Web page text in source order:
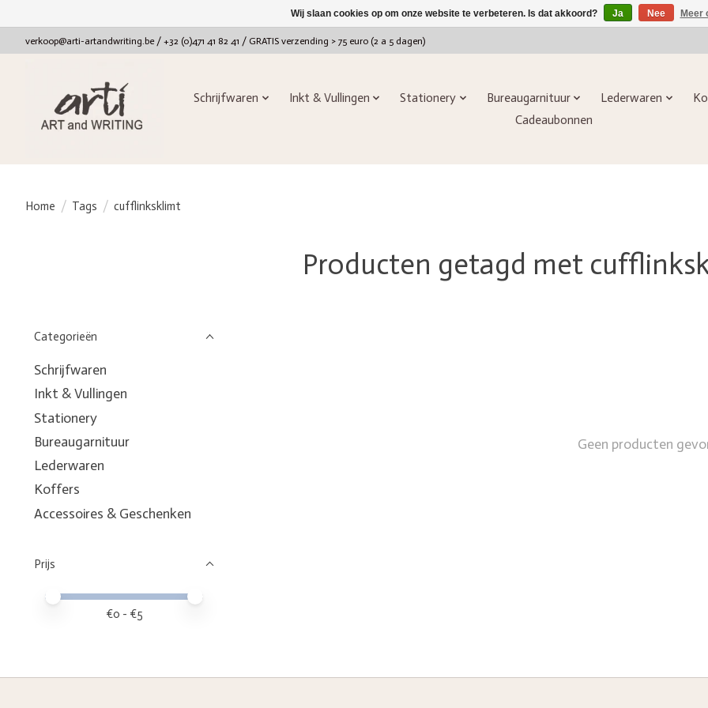
verkoop@arti-artandwriting.be/ +32 (0)471 41 82 41 / GRATIS verzending > 75 euro (2 a 5 dagen)
Schrijfwaren Inkt & Vullingen Stationery Bureaugarnituur Lederwaren
Cadeaubonnen
Home / Tags / cufflinksklimt
Producten getagd met
Categorieën
Schrijfwaren
Inkt & Vullingen
Stationery
Bureaugarnituur
Lederwaren
Koffers
Accessoires & Geschenken
Prijs
Minimale prijswaarde
Price maximum value
€0 - €5
Geen producten
Wij slaan cookies op om onze website te verbeteren. Is dat akkoord? Ja Nee Meer